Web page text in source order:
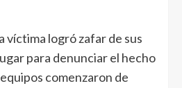
víctima logró zafar de sus
para denunciar el hecho
comenzaron de